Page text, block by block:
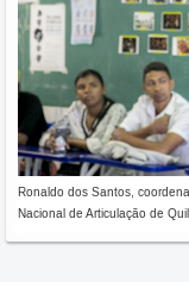
Ronaldo dos Santos,
Nacional de Articulação de